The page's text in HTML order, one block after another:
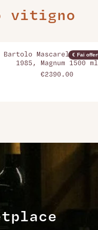
vitigno
€ Fai
Bartolo Mascarello,
1985, Magnum 1500 ml
€2390.00